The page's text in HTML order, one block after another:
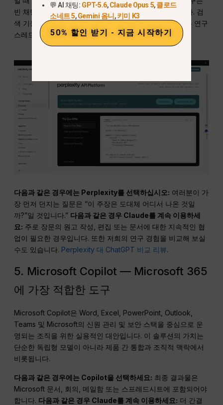
빈 채팅창이라기보다는 답변 엔진에 더 가깝게 작동합니다. 검
색 기능이 핵심이며, 인용 정보가 표시되고, 후속 질문들은 연구
스레드와 계속 연결되어 있습니다.
다음과 같은 경우에는 Perplexity를 선택하십시오: 여러분이 가
장 먼저 던지는 질문은 “이 주장은 도대체 어디서 나온 것일
까?”일 것입니다.” 다음과 같은 경우 Claude를 계속 이용하세
요: 주로 장문의 원고 작성, 편집 또는 문서에 대한 지속적인 협
업이 필요한 경우입니다. 또한 저희의 연구 경험을 비교해 보실
수도 있습니다. Perplexity 대 ChatGPT 비교 리뷰.
5. Microsoft Copilot — Microsoft 365
에 가장 적합한 도구
Microsoft Copilot은 Word, Excel, PowerPoint, Outlook,
Teams 및 Microsoft의 신원 관리 및 보안 스택을 중심으로 운
영되는 조직을 위한 실용적인 대안입니다. 이 솔루션의 가치는
단순한 독립형 모델이 아니라 제품 간 통합과 조직적 맥락에서
비롯됩니다.
다음과 같은 경우에는 Copilot을 선택하세요: 최종 결과물은
Microsoft 문서, 회의, 메일함 또는 스프레드시트에 포함되어야
합니다. 다음과 같은 경우 Claude를 계속 이용하세요: 더 간결
💬 AI 채팅: GPT-5.6,Claude Opus 5,클로드
소네트 5,Gemini 옴니 ,키미 K3
50% 할인 받기 - 지금 시작하기